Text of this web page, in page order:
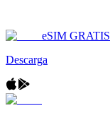
eSIM GRATIS
Descarga